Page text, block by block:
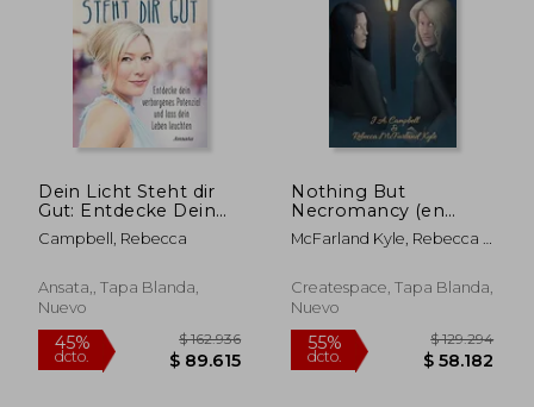
45%
dcto.
$ 174.990
$ 96.244
55%
Dein Licht Steht dir
Gut: Entdecke Dein
Verborgenes
Potenzial und Lass
(en Alemán)
Campbell, Rebecca
Ansata,, Tapa Blanda,
Nuevo
Nothing But
Necromancy (en
Inglés)
McFarland Kyle, Rebecca ;
Createspace, Tapa Blanda,
Nuevo